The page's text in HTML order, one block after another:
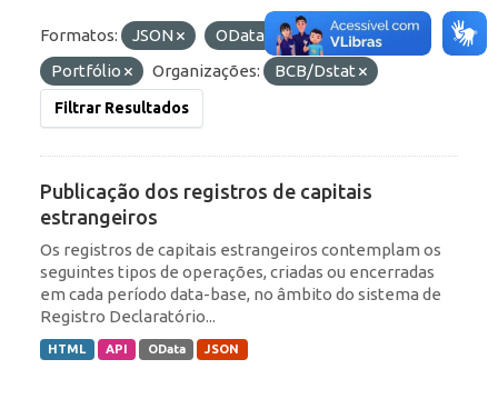
Formatos: JSON OData
Etiquetas:
Portfólio
Organizações: BCB/Dstat
Filtrar Resultados
Publicação dos registros de capitais
estrangeiros
Os registros de capitais estrangeiros contemplam os
seguintes tipos de operações, criadas ou encerradas
em cada período data-base, no âmbito do sistema de
Registro Declaratório...
HTML API OData JSON